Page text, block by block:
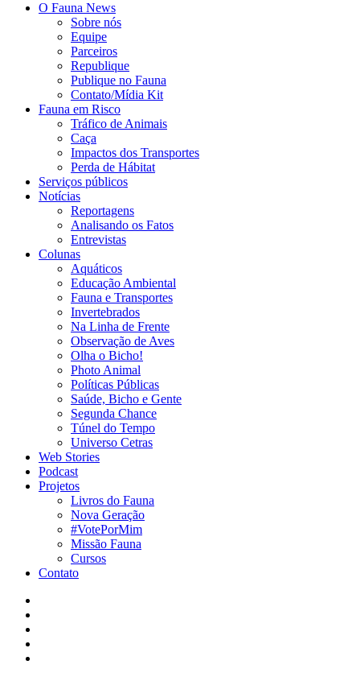
O Fauna News
Sobre nós
Equipe
Parceiros
Republique
Publique no Fauna
Contato/Mídia Kit
Fauna em Risco
Tráfico de Animais
Caça
Impactos dos Transportes
Perda de Hábitat
Serviços públicos
Notícias
Reportagens
Analisando os Fatos
Entrevistas
Colunas
Aquáticos
Educação Ambiental
Fauna e Transportes
Invertebrados
Na Linha de Frente
Observação de Aves
Olha o Bicho!
Photo Animal
Políticas Públicas
Saúde, Bicho e Gente
Segunda Chance
Túnel do Tempo
Universo Cetras
Web Stories
Podcast
Projetos
Livros do Fauna
Nova Geração
#VotePorMim
Missão Fauna
Cursos
Contato